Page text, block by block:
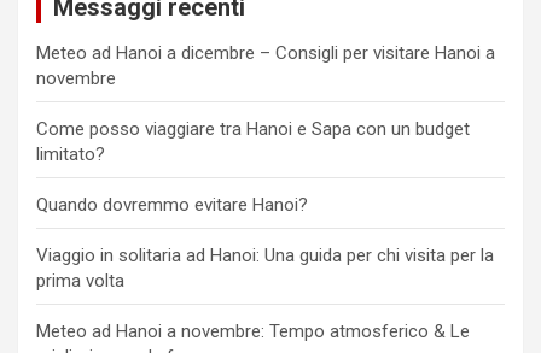
Messaggi recenti
Meteo ad Hanoi a dicembre – Consigli per visitare Hanoi a
novembre
Come posso viaggiare tra Hanoi e Sapa con un budget
limitato?
Quando dovremmo evitare Hanoi?
Viaggio in solitaria ad Hanoi: Una guida per chi visita per la
prima volta
Meteo ad Hanoi a novembre: Tempo atmosferico & Le